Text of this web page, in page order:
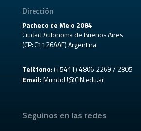
Dirección
Pacheco de Melo 2084
Ciudad Autónoma de Buenos Aires
(CP: C1126AAF) Argentina
Teléfono:(+5411) 4806 2269 / 2805
Email: MundoU@CIN.edu.ar
Seguinos en las redes